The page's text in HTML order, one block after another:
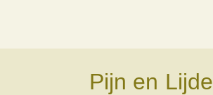
Pijn en